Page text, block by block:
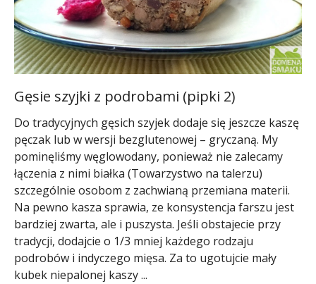
Gęsie szyjki z podrobami (pipki 2)
Do tradycyjnych gęsich szyjek dodaje się jeszcze kaszę
pęczak lub w wersji bezglutenowej – gryczaną. My
pominęliśmy węglowodany, ponieważ nie zalecamy
łączenia z nimi białka (Towarzystwo na talerzu)
szczególnie osobom z zachwianą przemiana materii.
Na pewno kasza sprawia, ze konsystencja farszu jest
bardziej zwarta, ale i puszysta. Jeśli obstajecie przy
tradycji, dodajcie o 1/3 mniej każdego rodzaju
podrobów i indyczego mięsa. Za to ugotujcie mały
kubek niepalonej kaszy ...